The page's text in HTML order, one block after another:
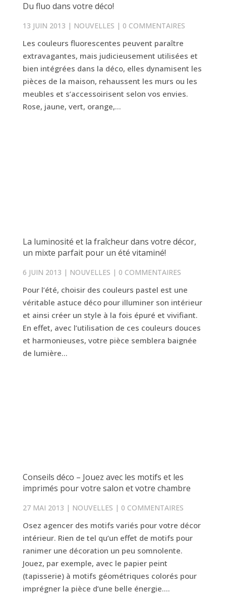
Du fluo dans votre déco!
13 JUIN 2013 | NOUVELLES | 0 COMMENTAIRES
Les couleurs fluorescentes peuvent paraître
extravagantes, mais judicieusement utilisées et
bien intégrées dans la déco, elles dynamisent les
pièces de la maison, rehaussent les murs ou les
meubles et s’accessoirisent selon vos envies.
Rose, jaune, vert, orange,...
La luminosité et la fraîcheur dans votre décor,
un mixte parfait pour un été vitaminé!
6 JUIN 2013 | NOUVELLES | 0 COMMENTAIRES
Pour l’été, choisir des couleurs pastel est une
véritable astuce déco pour illuminer son intérieur
et ainsi créer un style à la fois épuré et vivifiant.
En effet, avec l’utilisation de ces couleurs douces
et harmonieuses, votre pièce semblera baignée
de lumière...
Conseils déco – Jouez avec les motifs et les
imprimés pour votre salon et votre chambre
27 MAI 2013 | NOUVELLES | 0 COMMENTAIRES
Osez agencer des motifs variés pour votre décor
intérieur. Rien de tel qu’un effet de motifs pour
ranimer une décoration un peu somnolente.
Jouez, par exemple, avec le papier peint
(tapisserie) à motifs géométriques colorés pour
imprégner la pièce d’une belle énergie....